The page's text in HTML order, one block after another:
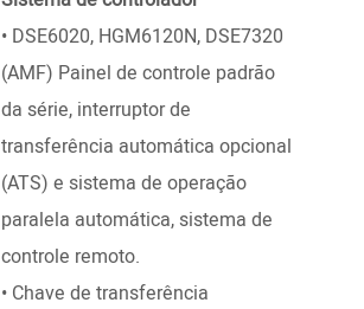
• DSE6020, HGM6120N, DSE7320
(AMF) Painel de controle padrão
da série, interruptor de
transferência automática opcional
(ATS) e sistema de operação
paralela automática, sistema de
controle remoto.
• Chave de transferência